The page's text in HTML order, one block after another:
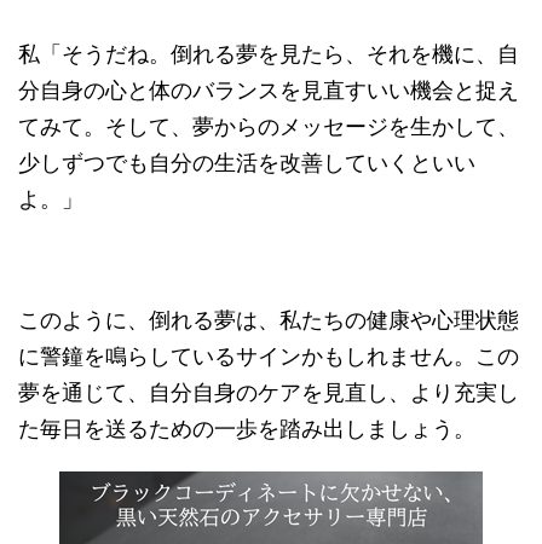
私「そうだね。倒れる夢を見たら、それを機に、自
分自身の心と体のバランスを見直すいい機会と捉え
てみて。そして、夢からのメッセージを生かして、
少しずつでも自分の生活を改善していくといい
よ。」
このように、倒れる夢は、私たちの健康や心理状態
に警鐘を鳴らしているサインかもしれません。この
夢を通じて、自分自身のケアを見直し、より充実し
た毎日を送るための一歩を踏み出しましょう。